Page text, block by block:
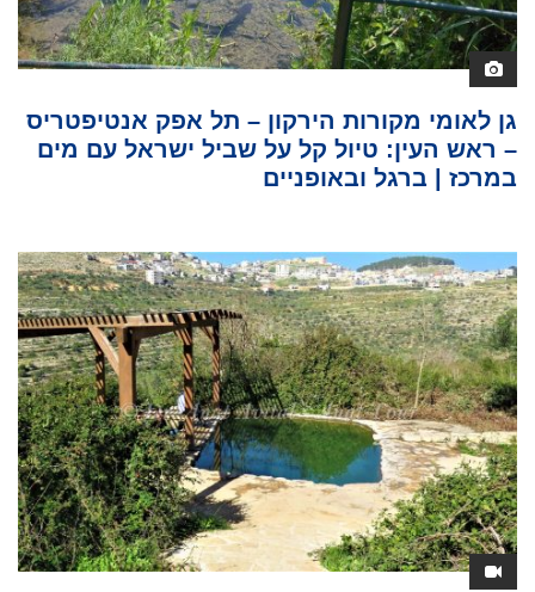
גן לאומי מקורות הירקון – תל אפק אנטיפטריס
– ראש העין: טיול קל על שביל ישראל עם מים
במרכז | ברגל ובאופניים